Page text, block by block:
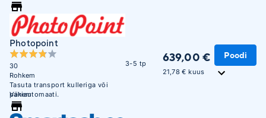
Photopoint
30
Rohkem
Tasuta transport kulleriga või
pakiautomaati.
Vähem
3-5 tp 639,00 €
21,78 € kuus
Poodi